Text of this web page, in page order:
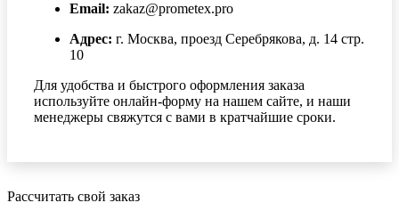
Email: zakaz@prometex.pro
Адрес: г. Москва, проезд Серебрякова, д. 14 стр.
10
Для удобства и быстрого оформления заказа
используйте онлайн-форму на нашем сайте, и наши
менеджеры свяжутся с вами в кратчайшие сроки.
Рассчитать свой заказ